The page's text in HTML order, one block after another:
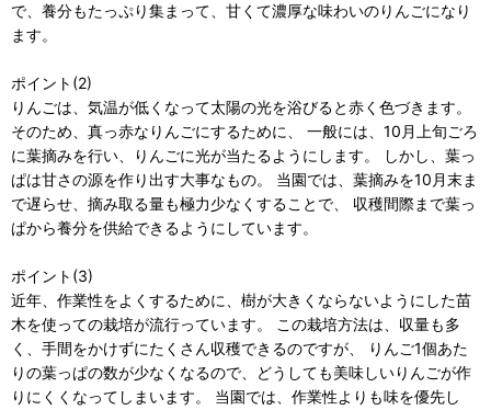
で、養分もたっぷり集まって、甘くて濃厚な味わいのりんごになり
ます。
ポイント(2)
りんごは、気温が低くなって太陽の光を浴びると赤く色づきます。
そのため、真っ赤なりんごにするために、 一般には、10月上旬ごろ
に葉摘みを行い、りんごに光が当たるようにします。 しかし、葉っ
ぱは甘さの源を作り出す大事なもの。 当園では、葉摘みを10月末ま
で遅らせ、摘み取る量も極力少なくすることで、 収穫間際まで葉っ
ぱから養分を供給できるようにしています。
ポイント(3)
近年、作業性をよくするために、樹が大きくならないようにした苗
木を使っての栽培が流行っています。 この栽培方法は、収量も多
く、手間をかけずにたくさん収穫できるのですが、 りんご1個あた
りの葉っぱの数が少なくなるので、どうしても美味しいりんごが作
りにくくなってしまいます。 当園では、作業性よりも味を優先し